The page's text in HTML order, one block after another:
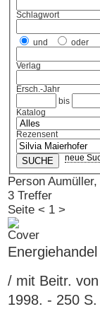
Schlagwort
und oder
Verlag
Ersch.-Jahr
bis
Katalog
Rezensent
neue
Person
3 Treffer
Seite < 1 >
/ mit Beitr.
1998. - 250